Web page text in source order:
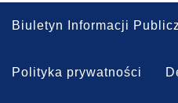
Biuletyn Informacji
Polityka prywatności